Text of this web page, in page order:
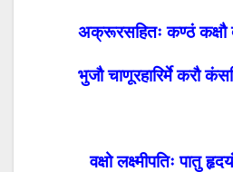
अक्रूरसहितः कण्ठं कक्षौ
भुजौ चाणूरहारिर्मे करौ
वक्षो लक्ष्मीपतिः पातु